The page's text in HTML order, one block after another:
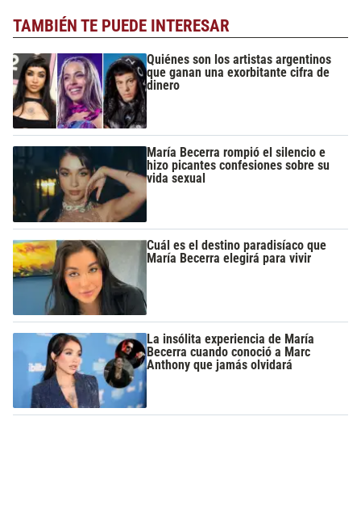
TAMBIÉN TE PUEDE INTERESAR
Quiénes son los artistas argentinos
que ganan una exorbitante cifra de
dinero
María Becerra rompió el silencio e
hizo picantes confesiones sobre su
vida sexual
Cuál es el destino paradisíaco que
María Becerra elegirá para vivir
La insólita experiencia de María
Becerra cuando conoció a Marc
Anthony que jamás olvidará